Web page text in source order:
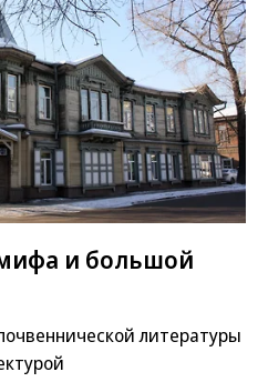
и большой
литературы